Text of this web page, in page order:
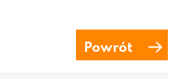
Powrót